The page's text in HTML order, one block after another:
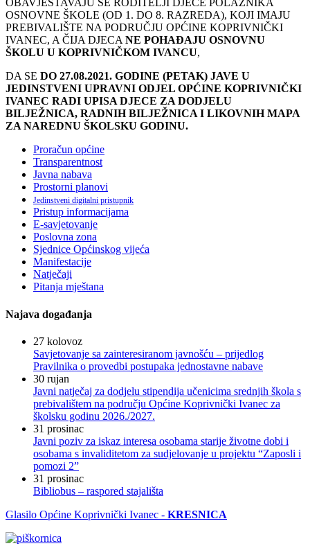
OBAVJEŠTAVAJU SE RODITELJI DJECE POLAZNIKA
OSNOVNE ŠKOLE (OD 1. DO 8. RAZREDA), KOJI IMAJU
PREBIVALIŠTE NA PODRUČJU OPĆINE KOPRIVNIČKI
IVANEC, A ČIJA DJECA NE POHAĐAJU OSNOVNU
ŠKOLU U KOPRIVNIČKOM IVANCU,
DA SE DO 27.08.2021. GODINE (PETAK) JAVE U
JEDINSTVENI UPRAVNI ODJEL OPĆINE KOPRIVNIČKI
IVANEC RADI UPISA DJECE ZA DODJELU
BILJEŽNICA, RADNIH BILJEŽNICA I LIKOVNIH MAPA
ZA NAREDNU ŠKOLSKU GODINU.
Proračun općine
Transparentnost
Javna nabava
Prostorni planovi
Jedinstveni digitalni pristupnik
Pristup informacijama
E-savjetovanje
Poslovna zona
Sjednice Općinskog vijeća
Manifestacije
Natječaji
Pitanja mještana
Najava događanja
27 kolovoz
Savjetovanje sa zainteresiranom javnošću – prijedlog
Pravilnika o provedbi postupaka jednostavne nabave
30 rujan
Javni natječaj za dodjelu stipendija učenicima srednjih škola s
prebivalištem na području Općine Koprivnički Ivanec za
školsku godinu 2026./2027.
31 prosinac
Javni poziv za iskaz interesa osobama starije životne dobi i
osobama s invaliditetom za sudjelovanje u projektu “Zaposli i
pomozi 2”
31 prosinac
Bibliobus – raspored stajališta
Glasilo Općine Koprivnički Ivanec - KRESNICA